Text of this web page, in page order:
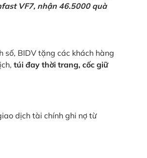
VF7, nhận 46.5000 quà
số, BIDV tặng các khách hàng
túi đay thời trang, cốc giữ
dịch tài chính ghi nợ từ